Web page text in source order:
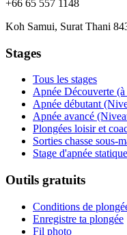
+66 65 557 1148
Koh Samui, Surat Thani
Stages
Tous les stages
Apnée Découverte (à
Apnée débutant
Apnée avancé
Plongées loisir et
Sorties chasse sous-
Stage d'apnée statique
Outils gratuits
Conditions de
Enregistre ta plongée
Fil photo